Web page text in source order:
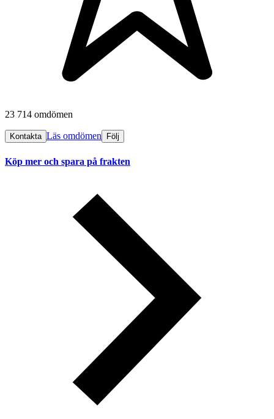
23 714 omdömen
Kontakta Läs omdömen Följ
Köp mer och spara på frakten